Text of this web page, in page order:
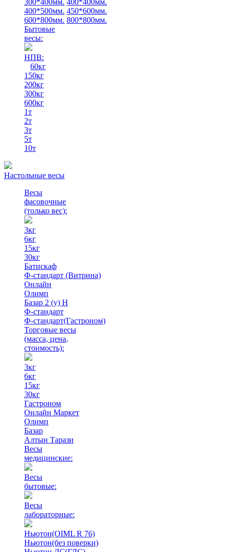
300*400мм. 400*400мм.
400*500мм. 450*600мм.
600*800мм. 800*800мм.
Бытовые
весы:
НПВ:
60кг
150кг
200кг
300кг
600кг
1т
2т
3т
5т
10т
Настольные весы
Весы
фасовочные
(только вес):
3кг
6кг
15кг
30кг
Батискаф
Ф-стандарт (Витрина)
Онлайн
Олимп
Базар 2 (у) Н
Ф-стандарт
Ф-стандарт(Гастроном)
Торговые весы
(масса, цена,
стоимость):
3кг
6кг
15кг
30кг
Гастроном
Онлайн Маркет
Олимп
Базар
Алтын Тарази
Весы
медицинские:
Весы
бытовые:
Весы
лабораторные:
Ньютон(OIML R 76)
Ньютон(без поверки)